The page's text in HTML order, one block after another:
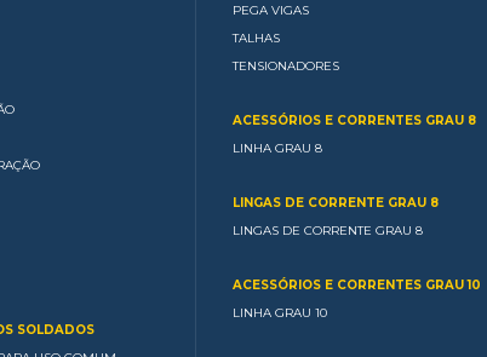
SOLDADOS
PEGA VIGAS
TALHAS
TENSIONADORES
ACESSÓRIOS E CORRENTES GRAU 8
LINHA GRAU 8
LINGAS DE CORRENTE GRAU 8
LINGAS DE CORRENTE GRAU 8
ACESSÓRIOS E CORRENTES GRAU 10
LINHA GRAU 10